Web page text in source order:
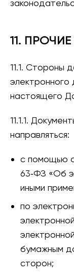
11.
11.1. Стороны
настоящего
11.1.1.
направляться:
с помощью
63‑ФЗ «Об
иными
по
бумажным
сторон;